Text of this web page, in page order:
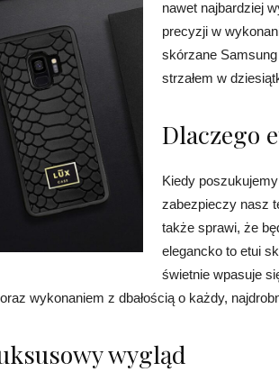
nawet najbardziej
precyzji w
skórzane
strzałem w
Dlaczego
Kiedy
zabezpieczy nasz
także sprawi, że
elegancko to etui
świetnie wpasuje
wykonaniem z dbałością o każdy,
wygląd